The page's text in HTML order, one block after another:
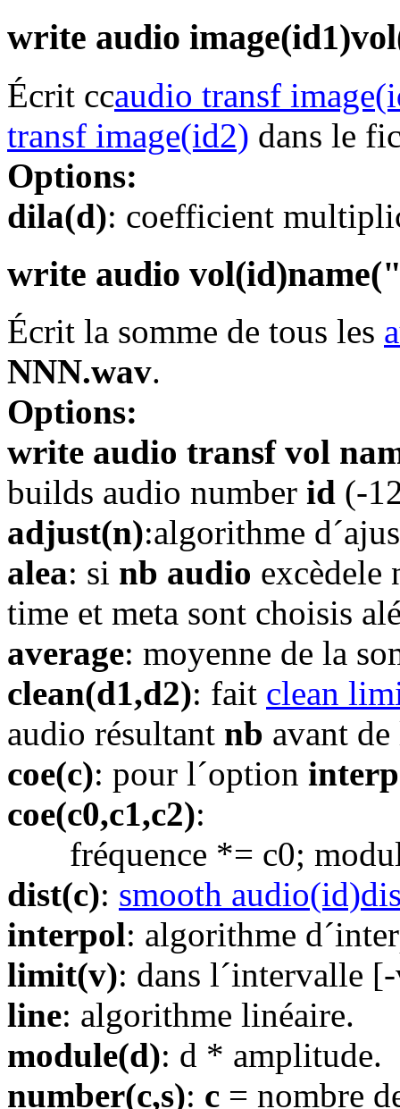
write audio
Écrit ccaudio transf
transf image(id2) dans le
Options:
dila(d): coefficient
write audio
Écrit la somme de tous les
NNN.wav.
Options:
write audio transf vol
builds audio number id (-
adjust(n):algorithme
alea: si nb audio excèdele
time et meta sont choisis
average: moyenne de la
clean(d1,d2): fait clean
audio résultant nb avant
coe(c): pour l´option
coe(c0,c1,c2):
fréquence *= c0;
dist(c): smooth
interpol: algorithme
limit(v): dans l´intervalle
line: algorithme linéaire.
module(d): d * amplitude.
number(c,s): c = nombre